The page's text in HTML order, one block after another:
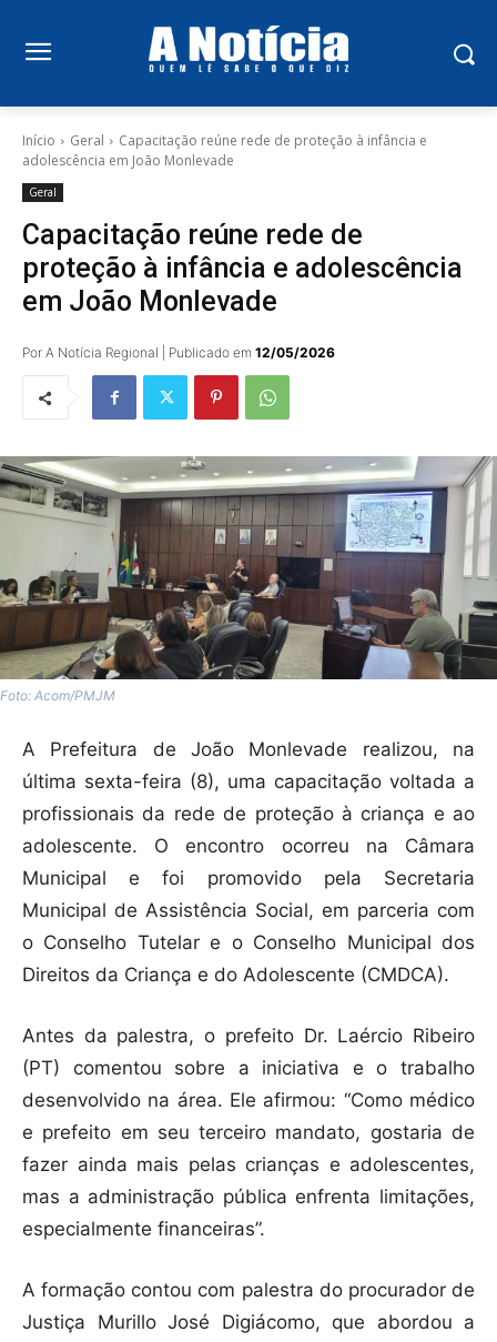
Início Geral
Capacitação reúne rede de proteção à infância e
adolescência em João Monlevade
Geral
Capacitação reúne rede de
proteção à infância e adolescência
em João Monlevade
Por A Notícia Regional | Publicado em 12/05/2026
Foto: Acom/PMJM
A Prefeitura de João Monlevade realizou, na
última sexta-feira (8), uma capacitação voltada a
profissionais da rede de proteção à criança e ao
adolescente. O encontro ocorreu na Câmara
Municipal e foi promovido pela Secretaria
Municipal de Assistência Social, em parceria com
o Conselho Tutelar e o Conselho Municipal dos
Direitos da Criança e do Adolescente (CMDCA).
Antes da palestra, o prefeito Dr. Laércio Ribeiro
(PT) comentou sobre a iniciativa e o trabalho
desenvolvido na área. Ele afirmou: “Como médico
e prefeito em seu terceiro mandato, gostaria de
fazer ainda mais pelas crianças e adolescentes,
mas a administração pública enfrenta limitações,
especialmente financeiras”.
A formação contou com palestra do procurador de
Justiça Murillo José Digiácomo, que abordou a